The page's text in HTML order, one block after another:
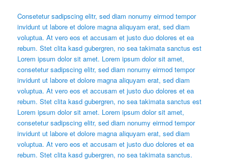
Consetetur sadipscing elitr, sed diam nonumy eirmod tempor
invidunt ut labore et dolore magna aliquyam erat, sed diam
voluptua. At vero eos et accusam et justo duo dolores et ea
rebum. Stet clita kasd gubergren, no sea takimata sanctus est
Lorem ipsum dolor sit amet. Lorem ipsum dolor sit amet,
consetetur sadipscing elitr, sed diam nonumy eirmod tempor
invidunt ut labore et dolore magna aliquyam erat, sed diam
voluptua. At vero eos et accusam et justo duo dolores et ea
rebum. Stet clita kasd gubergren, no sea takimata sanctus est
Lorem ipsum dolor sit amet. Lorem ipsum dolor sit amet,
consetetur sadipscing elitr, sed diam nonumy eirmod tempor
invidunt ut labore et dolore magna aliquyam erat, sed diam
voluptua. At vero eos et accusam et justo duo dolores et ea
rebum. Stet clita kasd gubergren, no sea takimata sanctus.